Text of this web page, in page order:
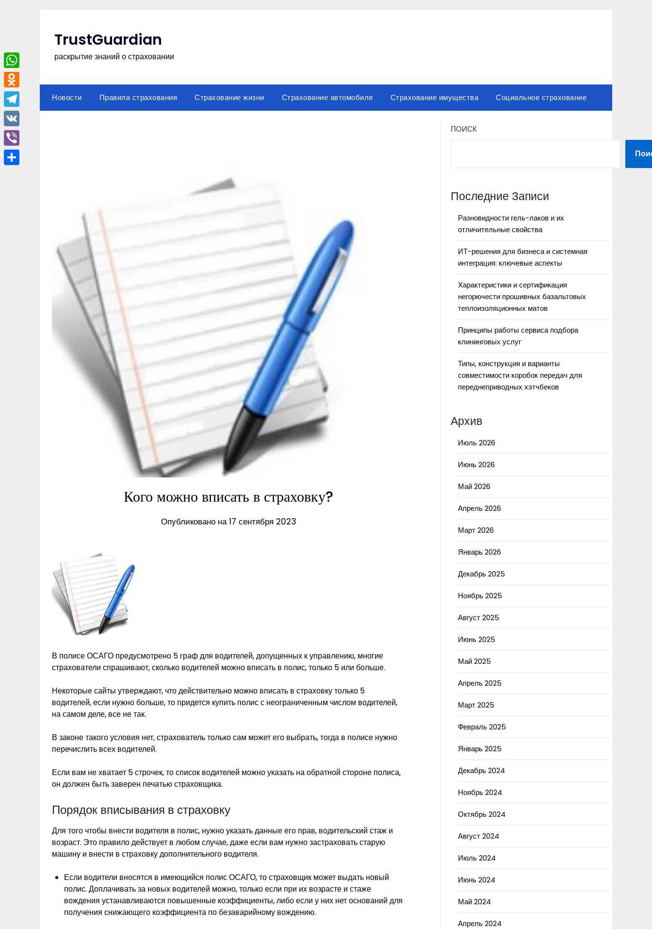
TrustGuardian
раскрытие знаний о страховании
Новости Правила страхования Страхование жизни Страхование автомобиля Страхование имущества Социальное страхование
Кого можно вписать в страховку?
Опубликовано на 17 сентября 2023
В полисе ОСАГО предусмотрено 5 граф для водителей, допущенных к управлению, многие
страхователи спрашивают, сколько водителей можно вписать в полис, только 5 или больше.
Некоторые сайты утверждают, что действительно можно вписать в страховку только 5
водителей, если нужно больше, то придется купить полис с неограниченным числом водителей,
на самом деле, все не так.
В законе такого условия нет, страхователь только сам может его выбрать, тогда в полисе нужно
перечислить всех водителей.
Если вам не хватает 5 строчек, то список водителей можно указать на обратной стороне полиса,
он должен быть заверен печатью страховщика.
Порядок вписывания в страховку
Для того чтобы внести водителя в полис, нужно указать данные его прав, водительский стаж и
возраст. Это правило действует в любом случае, даже если вам нужно застраховать старую
машину и внести в страховку дополнительного водителя.
Если водители вносятся в имеющийся полис ОСАГО, то страховщик может выдать новый
полис. Доплачивать за новых водителей можно, только если при их возрасте и стаже
вождения устанавливаются повышенные коэффициенты, либо если у них нет оснований для
получения снижающего коэффициента по безаварийному вождению.
ПОИСК
Последние Записи
Разновидности гель-лаков и их
отличительные свойства
ИТ-решения для бизнеса и системная
интеграция: ключевые аспекты
Характеристики и сертификация
негорючести прошивных базальтовых
теплоизоляционных матов
Принципы работы сервиса подбора
клининговых услуг
Типы, конструкция и варианты
совместимости коробок передач для
переднеприводных хэтчбеков
Архив
Июль 2026
Июнь 2026
Май 2026
Апрель 2026
Март 2026
Январь 2026
Декабрь 2025
Ноябрь 2025
Август 2025
Июнь 2025
Май 2025
Апрель 2025
Март 2025
Февраль 2025
Январь 2025
Декабрь 2024
Ноябрь 2024
Октябрь 2024
Август 2024
Июль 2024
Июнь 2024
Май 2024
Апрель 2024
WhatsApp
Odnoklassniki
Telegram
VK
Viber